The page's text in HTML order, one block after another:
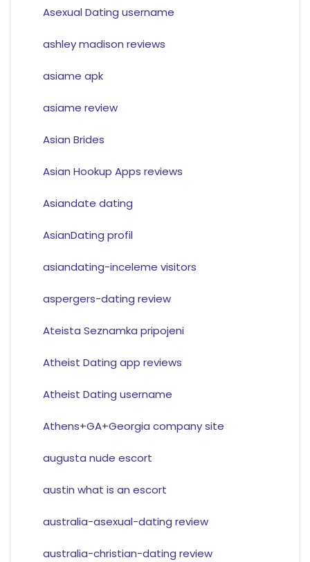
Asexual Dating username
ashley madison reviews
asiame apk
asiame review
Asian Brides
Asian Hookup Apps reviews
Asiandate dating
AsianDating profil
asiandating-inceleme visitors
aspergers-dating review
Ateista Seznamka pripojeni
Atheist Dating app reviews
Atheist Dating username
Athens+GA+Georgia company site
augusta nude escort
austin what is an escort
australia-asexual-dating review
australia-christian-dating review